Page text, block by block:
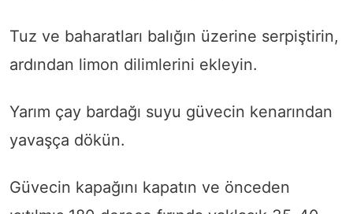
Tuz ve baharatları balığın üzerine serpiştirin,
ardından limon dilimlerini ekleyin.
Yarım çay bardağı suyu güvecin kenarından
yavaşça dökün.
Güvecin kapağını kapatın ve önceden